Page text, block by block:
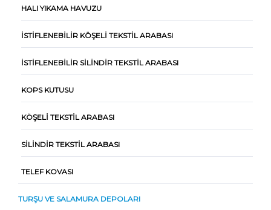
HALI YIKAMA HAVUZU
İSTIFLENEBILIR KÖŞELI TEKSTIL ARABASI
İSTIFLENEBILIR SILINDIR TEKSTIL ARABASI
KOPS KUTUSU
KÖŞELI TEKSTIL ARABASI
SILINDIR TEKSTIL ARABASI
TELEF KOVASI
TURŞU VE SALAMURA DEPOLARI